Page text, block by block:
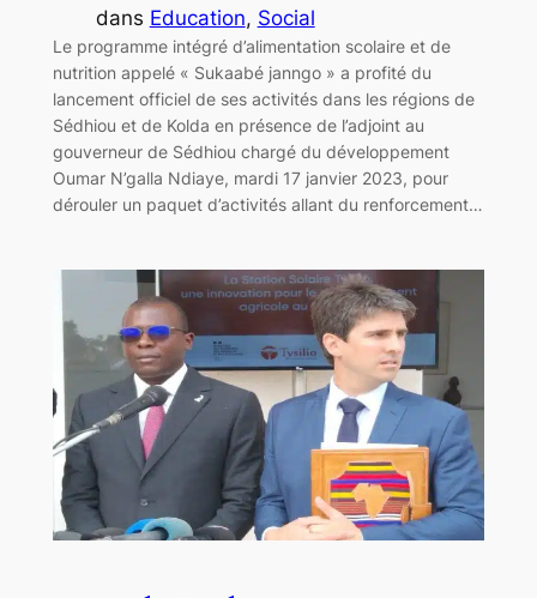
dans Education, Social
Le programme intégré d’alimentation scolaire et de
nutrition appelé « Sukaabé janngo » a profité du
lancement officiel de ses activités dans les régions de
Sédhiou et de Kolda en présence de l’adjoint au
gouverneur de Sédhiou chargé du développement
Oumar N’galla Ndiaye, mardi 17 janvier 2023, pour
dérouler un paquet d’activités allant du renforcement…